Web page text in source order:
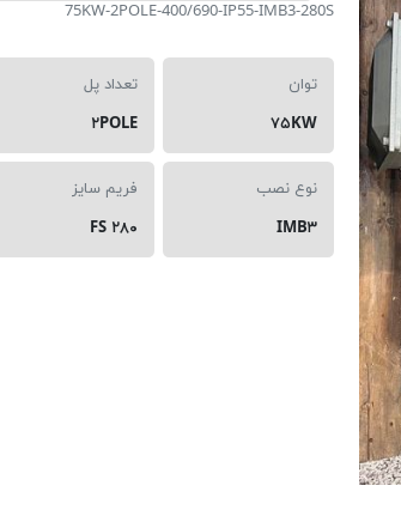
75KW-2POLE-400/690-IP55-IMB3-280S
توان
۷۵KW
تعداد پل
۲POLE
نوع نصب
IMB۳
فریم سایز
FS ۲۸۰